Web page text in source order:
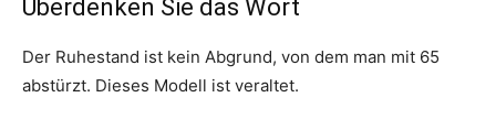
Überdenken Sie das Wort
Der Ruhestand ist kein Abgrund, von dem man mit 65
abstürzt. Dieses Modell ist veraltet.